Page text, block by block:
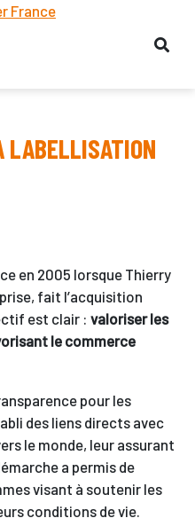
LABELLISATION
en 2005 lorsque Thierry
fait l’acquisition
est clair : valoriser les
le commerce
pour les
des liens directs avec
le monde, leur assurant
a permis de
visant à soutenir les
conditions de vie.